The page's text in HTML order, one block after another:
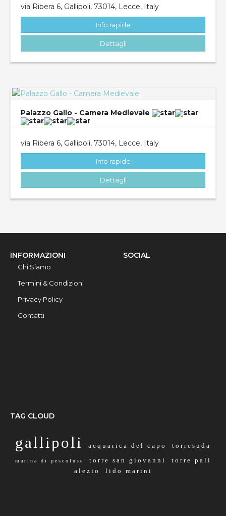
via Ribera 6, Gallipoli, 73014, Lecce, Italy
Info rapide
Dettagli
Palazzo Gallo - Camera Medievale
via Ribera 6, Gallipoli, 73014, Lecce, Italy
Info rapide
Dettagli
INFORMAZIONI
Chi Siamo
Termini & Condizioni
Privacy Policy
Contatti
SOCIAL
TAG CLOUD
gallipoli acquarica del capo torresuda
marina di pescoluse torre san giovanni
torre pali
alezio
lido marini